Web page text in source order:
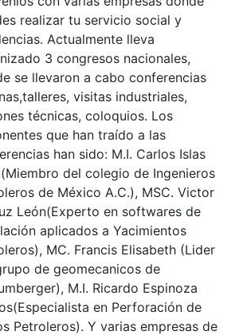
realizar tu servicio social y
Actualmente lleva
3 congresos nacionales,
se llevaron a cabo conferencias
visitas industriales,
técnicas, coloquios. Los
que han traído a las
han sido: M.I. Carlos Islas
del colegio de Ingenieros
de México A.C.), MSC. Victor
León(Experto en softwares de
aplicados a Yacimientos
MC. Francis Elisabeth (Lider
de geomecanicos de
M.I. Ricardo Espinoza
en Perforación de
Petroleros). Y varias empresas de